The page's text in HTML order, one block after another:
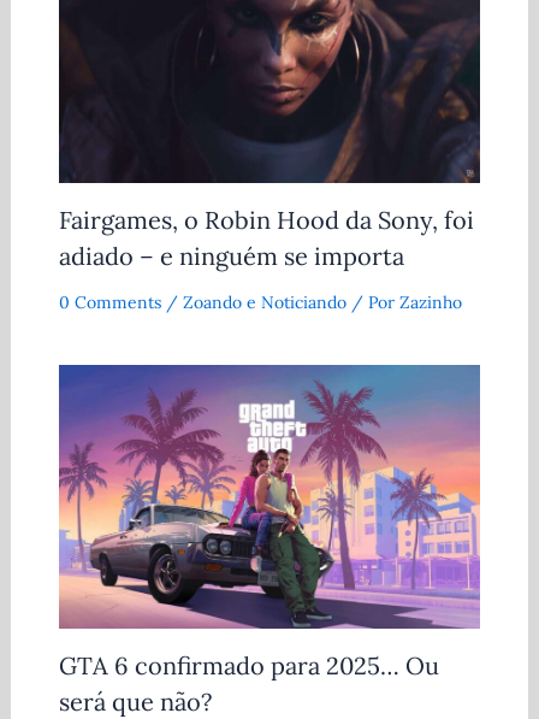
Fairgames, o Robin Hood da Sony, foi
adiado – e ninguém se importa
0 Comments / Zoando e Noticiando/ Por Zazinho
GTA 6 confirmado para 2025… Ou
será que não?